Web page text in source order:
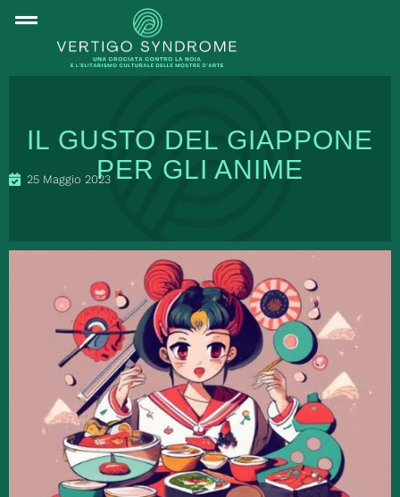
IL GUSTO DEL GIAPPONE
PER GLI ANIME
25 Maggio 2023